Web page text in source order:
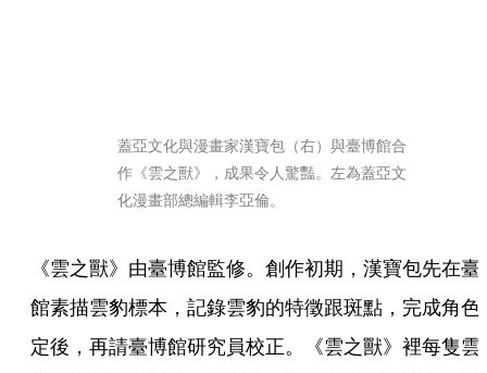
蓋亞文化與漫畫家漢寶包（右）與臺博館合
作《雲之獸》，成果令人驚豔。左為蓋亞文
化漫畫部總編輯李亞倫。
《雲之獸》由臺博館監修。創作初期，漢寶包先在臺
館素描雲豹標本，記錄雲豹的特徵跟斑點，完成角色
定後，再請臺博館研究員校正。《雲之獸》裡每隻雲